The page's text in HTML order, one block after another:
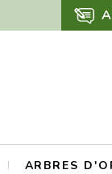
ARBRES